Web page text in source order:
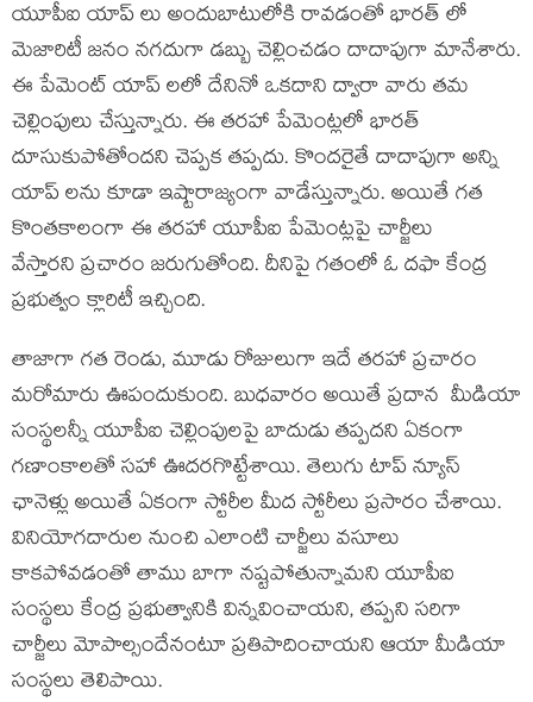
యూపీఐ యాప్ లు అందుబాటులోకి రావడంతో భారత్ లో
మెజారిటీ జనం నగదుగా డబ్బు చెల్లించడం దాదాపుగా మానేశారు.
ఈ పేమెంట్ యాప్ లలో దేనినో ఒకదాని ద్వారా వారు తమ
చెల్లింపులు చేస్తున్నారు. ఈ తరహా పేమెంట్లలో భారత్
దూసుకుపోతోందని చెప్పక తప్పదు. కొందరైతే దాదాపుగా అన్ని
యాప్ లను కూడా ఇష్టారాజ్యంగా వాడేస్తున్నారు. అయితే గత
కొంతకాలంగా ఈ తరహా యూపీఐ పేమెంట్లపై చార్జీలు
వేస్తారని ప్రచారం జరుగుతోంది. దీనిపై గతంలో ఓ దఫా కేంద్ర
ప్రభుత్వం క్లారిటీ ఇచ్చింది.
తాజాగా గత రెండు, మూడు రోజులుగా ఇదే తరహా ప్రచారం
మరోమారు ఊపందుకుంది. బుధవారం అయితే ప్రదాన మీడియా
సంస్థలన్నీ యూపీఐ చెల్లింపులపై బాదుడు తప్పదని ఏకంగా
గణాంకాలతో సహా ఊదరగొట్టేశాయి. తెలుగు టాప్ న్యూస్
ఛానెళ్లు అయితే ఏకంగా స్టోరీల మీద స్టోరీలు ప్రసారం చేశాయి.
వినియోగదారుల నుంచి ఎలాంటి చార్జీలు వసూలు
కాకపోవడంతో తాము బాగా నష్టపోతున్నామని యూపీఐ
సంస్థలు కేంద్ర ప్రభుత్వానికి విన్నవించాయని, తప్పని సరిగా
చార్జీలు మోపాల్సందేనంటూ ప్రతిపాదించాయని ఆయా మీడియా
సంస్థలు తెలిపాయి.